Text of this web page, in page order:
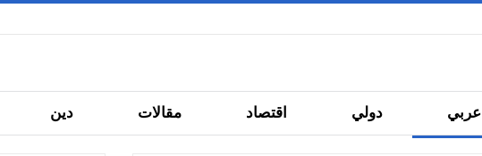
عربي دولي اقتصاد مقالات دين